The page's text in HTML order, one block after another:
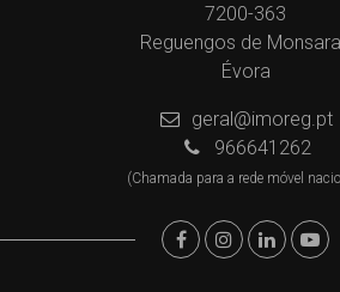
7200-363
Reguengos de
Évora
geral@imoreg.pt
966641262
(Chamada para a rede móvel